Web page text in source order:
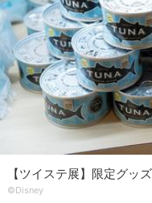
【ツイステ展】限定グッズ
©︎Disney